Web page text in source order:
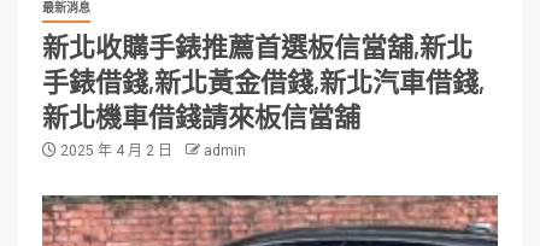
最新消息
新北收購手錶推薦首選板信當舖,新北
手錶借錢,新北黃金借錢,新北汽車借錢,
新北機車借錢請來板信當舖
2025 年 4 月 2 日 admin